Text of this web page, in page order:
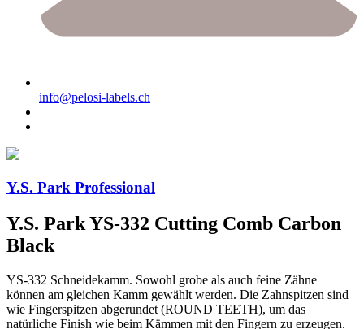
info@pelosi-labels.ch
Y.S. Park Professional
Y.S. Park YS-332 Cutting Comb Carbon
Black
YS-332 Schneidekamm. Sowohl grobe als auch feine Zähne
können am gleichen Kamm gewählt werden. Die Zahnspitzen sind
wie Fingerspitzen abgerundet (ROUND TEETH), um das
natürliche Finish wie beim Kämmen mit den Fingern zu erzeugen.